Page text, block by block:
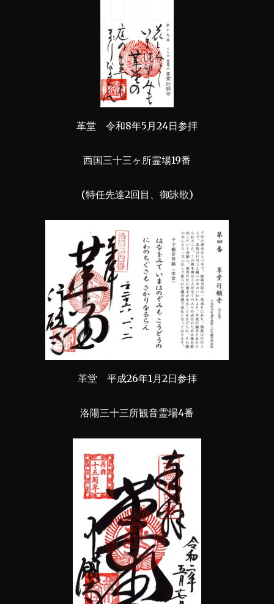
革堂 令和8年5月24日参拝
西国三十三ヶ所霊場19番
(特任先達2回目、御詠歌)
革堂 平成26年1月2日参拝
洛陽三十三所観音霊場4番